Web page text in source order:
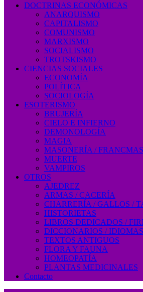
DOCTRINAS ECONÓMICAS
ANARQUISMO
CAPITALISMO
COMUNISMO
MARXISMO
SOCIALISMO
TROTSKISMO
CIENCIAS SOCIALES
ECONOMÍA
POLÍTICA
SOCIOLOGÍA
ESOTERISMO
BRUJERÍA
CIELO E INFIERNO
DEMONOLOGÍA
MAGIA
MASONERÍA /
MUERTE
VAMPIROS
OTROS
AJEDREZ
ARMAS / CACERÍA
CHARRERÍA / GALLOS /
HISTORIETAS
LIBROS DEDICADOS /
DICCIONARIOS /
TEXTOS ANTIGUOS
FLORA Y FAUNA
HOMEOPATÍA
PLANTAS MEDICINALES
Contacto